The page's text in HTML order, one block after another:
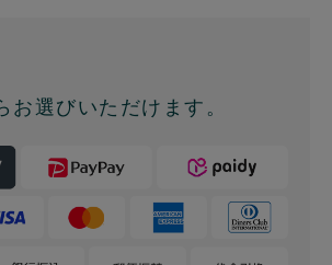
お選びいただけます。